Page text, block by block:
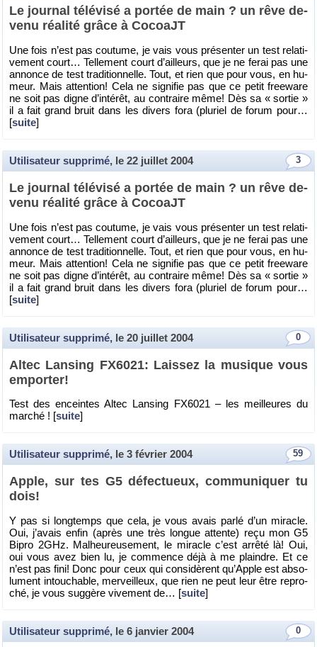
Le jour­nal té­lé­visé a por­tée de main ? un rêve de­
venu réa­lité grâce à Co­coaJT
Une fois n’est pas cou­tume, je vais vous pré­sen­ter un test re­la­ti­
ve­ment court… Tel­le­ment court d’ailleurs, que je ne ferai pas une
an­nonce de test tra­di­tion­nelle. Tout, et rien que pour vous, en hu­
meur. Mais at­ten­tion! Cela ne si­gni­fie pas que ce petit free­ware
ne soit pas digne d’in­té­rêt, au contraire même! Dès sa « sor­tie »
il a fait grand bruit dans les di­vers fora (plu­riel de forum pour…
[suite]
3
Utilisateur supprimé, le 22 juillet 2004
Le jour­nal té­lé­visé a por­tée de main ? un rêve de­
venu réa­lité grâce à Co­coaJT
Une fois n’est pas cou­tume, je vais vous pré­sen­ter un test re­la­ti­
ve­ment court… Tel­le­ment court d’ailleurs, que je ne ferai pas une
an­nonce de test tra­di­tion­nelle. Tout, et rien que pour vous, en hu­
meur. Mais at­ten­tion! Cela ne si­gni­fie pas que ce petit free­ware
ne soit pas digne d’in­té­rêt, au contraire même! Dès sa « sor­tie »
il a fait grand bruit dans les di­vers fora (plu­riel de forum pour…
[suite]
0
Utilisateur supprimé, le 20 juillet 2004
Altec Lan­sing FX6021: Lais­sez la mu­sique vous
em­por­ter!
Test des en­ceintes Altec Lan­sing FX6021 – les meilleures du
mar­ché ! [suite]
59
Utilisateur supprimé, le 3 février 2004
Apple, sur tes G5 dé­fec­tueux, com­mu­ni­quer tu
dois!
Y pas si long­temps que cela, je vous avais parlé d’un mi­racle.
Oui, j’avais enfin (après une très longue at­tente) reçu mon G5
Bipro 2GHz. Mal­heu­reu­se­ment, le mi­racle c’est ar­rêté là! Oui,
oui vous avez bien lu, je com­mence déjà à me plaindre. Et ce
n’est pas fini! Donc pour ceux qui consi­dèrent qu’Apple est ab­so­
lu­ment in­tou­chable, mer­veilleux, que rien ne peut leur être re­pro­
ché, je vous sug­gère vi­ve­ment de… [suite]
0
Utilisateur supprimé, le 6 janvier 2004